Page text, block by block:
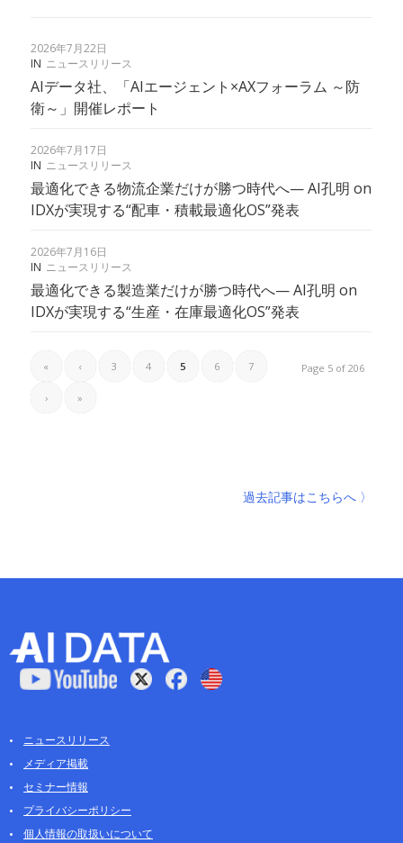
2026年7月22日
IN ニュースリリース
AIデータ社、「AIエージェント×AXフォーラム ～防
衛～」開催レポート
2026年7月17日
IN ニュースリリース
最適化できる物流企業だけが勝つ時代へ— AI孔明 on
IDXが実現する“配車・積載最適化OS”発表
2026年7月16日
IN ニュースリリース
最適化できる製造業だけが勝つ時代へ— AI孔明 on
IDXが実現する“生産・在庫最適化OS”発表
Page 5 of 206
« ‹ 3 4 5 6 7
› »
過去記事はこちらへ 〉
ニュースリリース
メディア掲載
セミナー情報
プライバシーポリシー
個人情報の取扱いについて